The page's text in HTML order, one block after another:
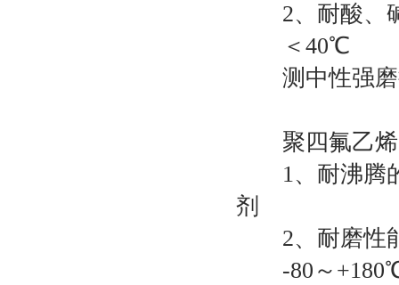
2、耐酸、
＜40℃
测中性强磨
聚四氟乙烯
1、耐沸腾的
剂
2、耐磨性
-80～